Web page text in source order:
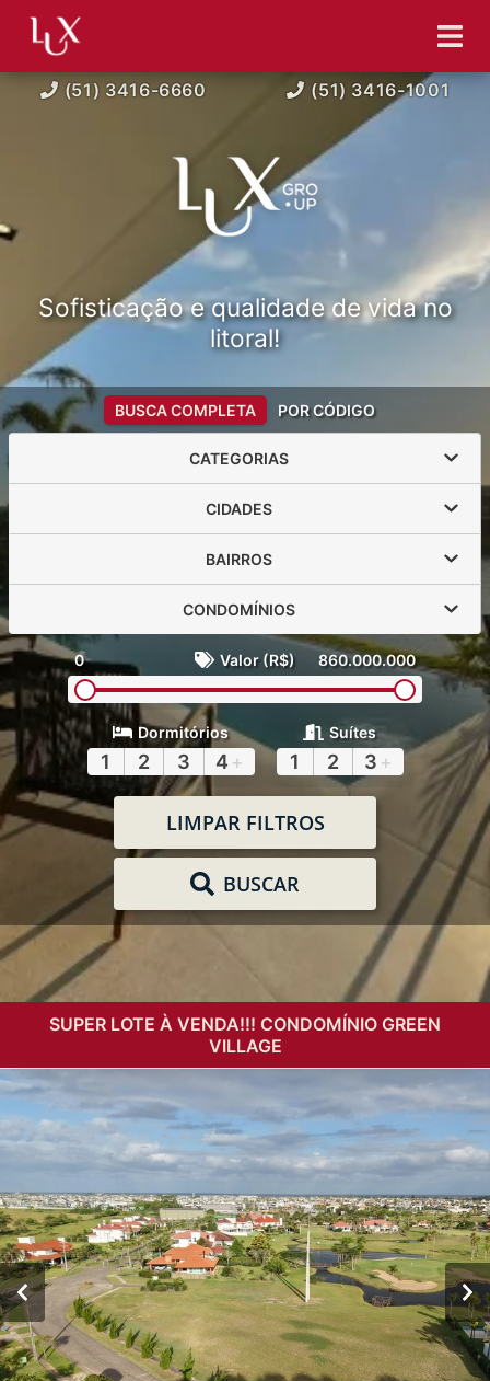
(51) 3416-6660 (51) 3416-1001
Sofisticação e qualidade de vida no
litoral!
BUSCA COMPLETA POR CÓDIGO
CATEGORIAS
CIDADES
BAIRROS
CONDOMÍNIOS
0 Valor (R$) 860.000.000
Dormitórios
1 2 3 4 +
Suítes
1 2 3 +
LIMPAR FILTROS
BUSCAR
SUPER LOTE À VENDA!!! CONDOMÍNIO GREEN
VILLAGE